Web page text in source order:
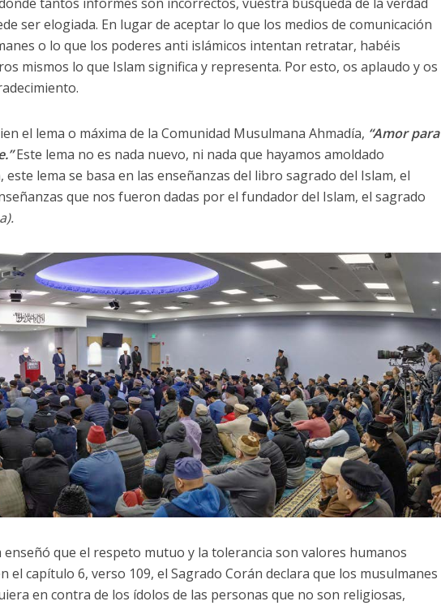
ser elogiada. En lugar de aceptar lo que los medios de comunicación
o lo que los poderes anti islámicos intentan retratar, habéis
mismos lo que Islam significa y representa. Por esto, os aplaudo y os
el lema o máxima de la Comunidad Musulmana Ahmadía, “Amor para
Este lema no es nada nuevo, ni nada que hayamos amoldado
lema se basa en las enseñanzas del libro sagrado del Islam, el
que nos fueron dadas por el fundador del Islam, el sagrado
enseñó que el respeto mutuo y la tolerancia son valores humanos
el capítulo 6, verso 109, el Sagrado Corán declara que los musulmanes
en contra de los ídolos de las personas que no son religiosas,